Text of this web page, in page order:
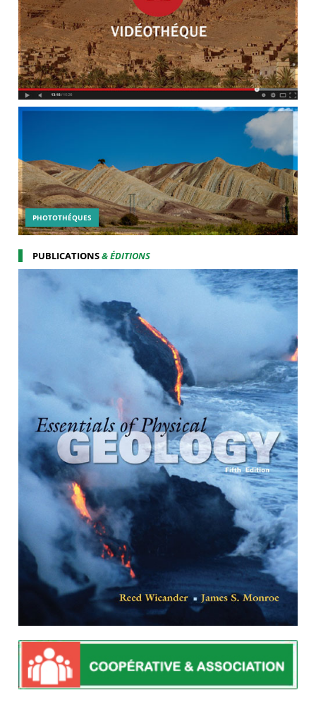
PHOTOTHÉQUES
PUBLICATIONS& ÉDITIONS